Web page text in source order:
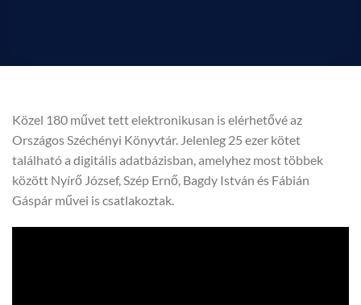
Közel 180 művet tett elektronikusan is elérhetővé az
Országos Széchényi Könyvtár. Jelenleg 25 ezer kötet
található a digitális adatbázisban, amelyhez most többek
között Nyírő József, Szép Ernő, Bagdy István és Fábián
Gáspár művei is csatlakoztak.